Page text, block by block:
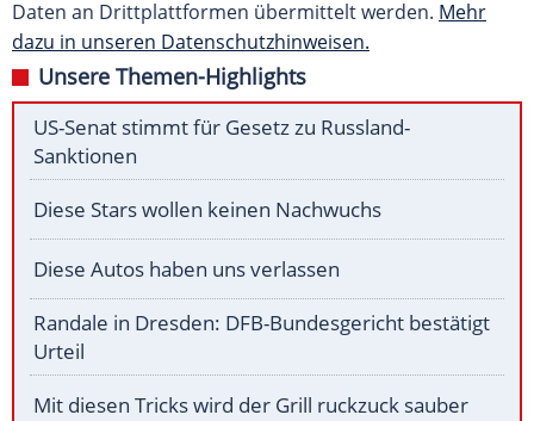
Daten an Drittplattformen übermittelt werden. Mehr
dazu in unseren Datenschutzhinweisen.
Unsere Themen-Highlights
US-Senat stimmt für Gesetz zu Russland-
Sanktionen
Diese Stars wollen keinen Nachwuchs
Diese Autos haben uns verlassen
Randale in Dresden: DFB-Bundesgericht bestätigt
Urteil
Mit diesen Tricks wird der Grill ruckzuck sauber